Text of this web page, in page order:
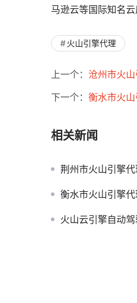
马逊云等国际知名
火山引擎代理
上一个： 沧州市火
下一个： 衡水市火
相关新闻
荆州市火山引擎代
衡水市火山引擎代
火山云引擎自动